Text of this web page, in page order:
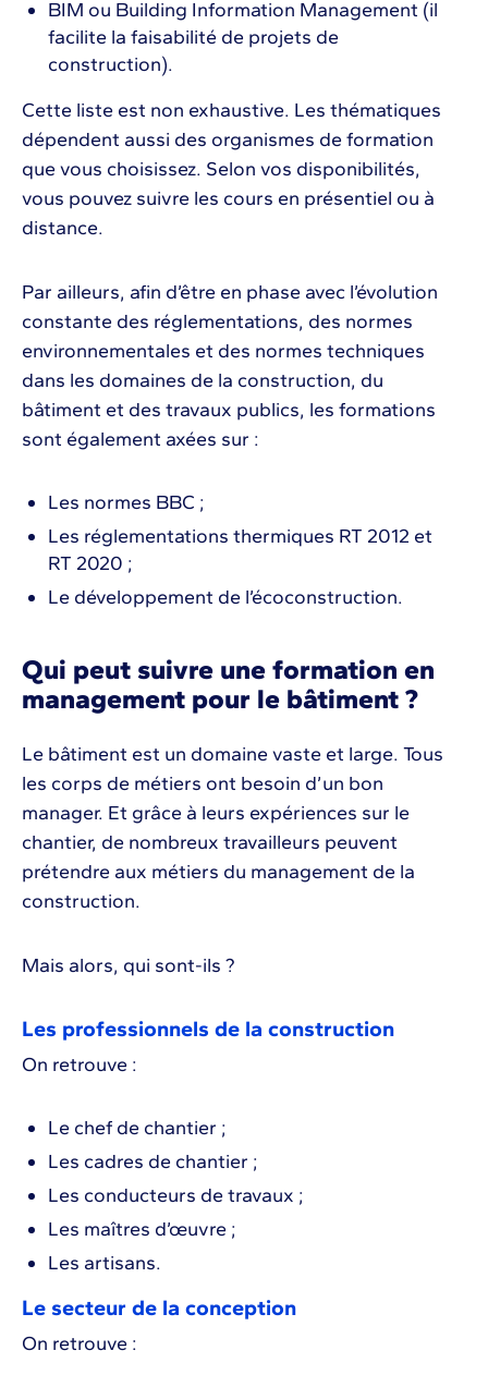
BIM ou Building Information Management (il
facilite la faisabilité de projets de
construction).
Cette liste est non exhaustive. Les thématiques
dépendent aussi des organismes de formation
que vous choisissez. Selon vos disponibilités,
vous pouvez suivre les cours en présentiel ou à
distance.
Par ailleurs, afin d’être en phase avec l’évolution
constante des réglementations, des normes
environnementales et des normes techniques
dans les domaines de la construction, du
bâtiment et des travaux publics, les formations
sont également axées sur :
Les normes BBC ;
Les réglementations thermiques RT 2012 et
RT 2020 ;
Le développement de l’écoconstruction.
Qui peut suivre une formation en
management pour le bâtiment ?
Le bâtiment est un domaine vaste et large. Tous
les corps de métiers ont besoin d’un bon
manager. Et grâce à leurs expériences sur le
chantier, de nombreux travailleurs peuvent
prétendre aux métiers du management de la
construction.
Mais alors, qui sont-ils ?
Les professionnels de la construction
On retrouve :
Le chef de chantier ;
Les cadres de chantier ;
Les conducteurs de travaux ;
Les maîtres d’œuvre ;
Les artisans.
Le secteur de la conception
On retrouve :